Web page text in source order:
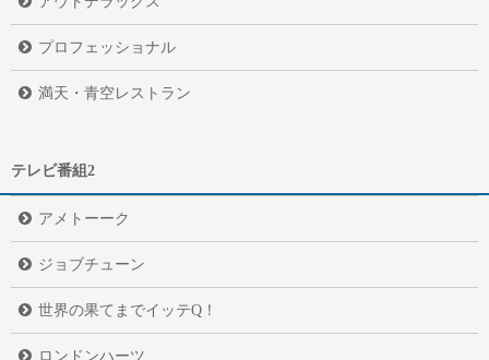
プロフェッショナル
満天・青空レストラン
テレビ番組2
アメトーーク
ジョブチューン
世界の果てまでイッテQ！
ロンドンハーツ